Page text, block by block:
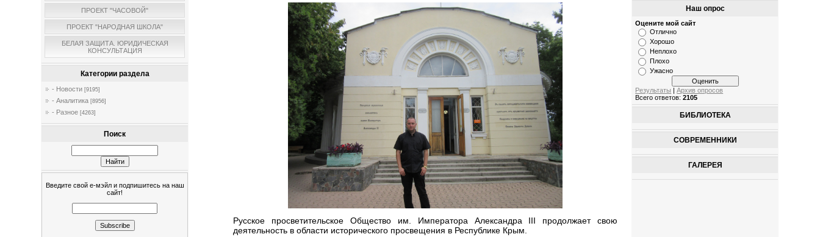
ПРОЕКТ "ЧАСОВОЙ"
ПРОЕКТ "НАРОДНАЯ ШКОЛА"
БЕЛАЯ ЗАЩИТА. ЮРИДИЧЕСКАЯ
КОНСУЛЬТАЦИЯ
Категории раздела
- Новости [9195]
- Аналитика [8956]
- Разное [4263]
Поиск
Введите свой е-мэйл и подпишитесь на наш
сайт!
Русское просветительское Общество им. Императора Александра III продолжает свою
деятельность в области исторического просвещения в Республике Крым.
Наш опрос
Оцените мой сайт
Отлично
Хорошо
Неплохо
Плохо
Ужасно
Результаты |Архив опросов
Всего ответов:2105
БИБЛИОТЕКА
СОВРЕМЕННИКИ
ГАЛЕРЕЯ